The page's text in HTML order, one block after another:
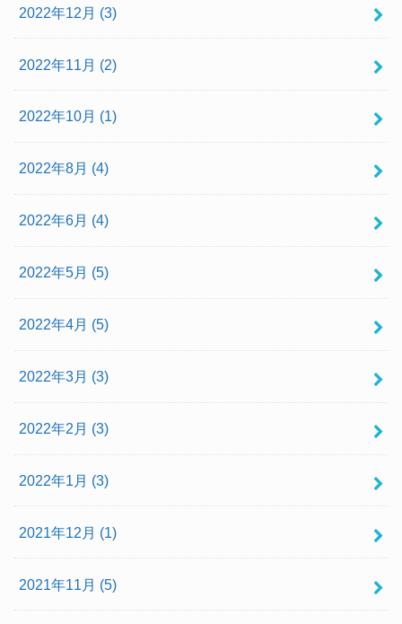
2022年12月 (3)
2022年11月 (2)
2022年10月 (1)
2022年8月 (4)
2022年6月 (4)
2022年5月 (5)
2022年4月 (5)
2022年3月 (3)
2022年2月 (3)
2022年1月 (3)
2021年12月 (1)
2021年11月 (5)